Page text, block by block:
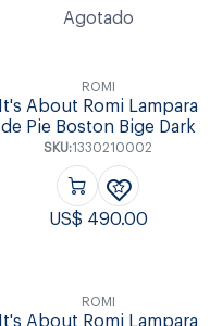
Agotado
ROMI
It's About Romi Lampara
de Pie Boston Bige Dark
SKU:1330210002
US$ 490.00
ROMI
It's About Romi Lampara